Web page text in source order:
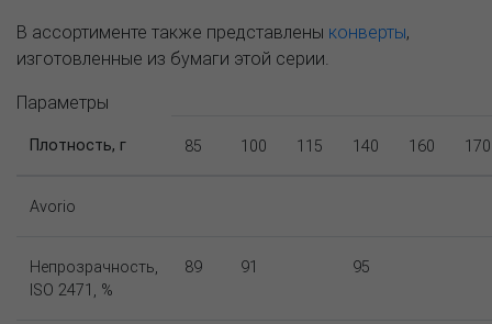
В ассортименте также представлены конверты,
изготовленные из бумаги этой серии.
Параметры
Плотность, г 85 100 115 140 160 170
Avorio
Непрозрачность,
ISO 2471, %
89 91 95